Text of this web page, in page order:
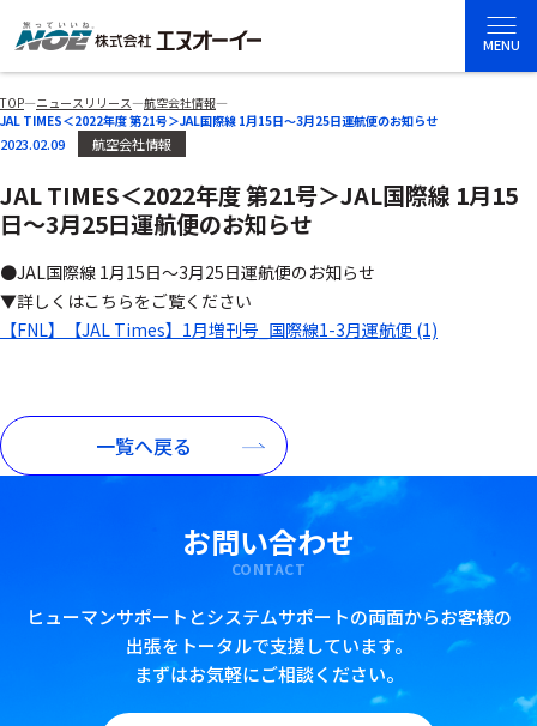
MENU
TOP―ニュースリリース―航空会社情報―
JAL TIMES＜2022年度 第21号＞JAL国際線 1月15日～3月25日運航便のお知らせ
2023.02.09 航空会社情報
JAL TIMES＜2022年度 第21号＞JAL国際線 1月15
日～3月25日運航便のお知らせ
●JAL国際線 1月15日～3月25日運航便のお知らせ
▼詳しくはこちらをご覧ください
【FNL】【JAL Times】1月増刊号_国際線1-3月運航便 (1)
一覧へ戻る
お問い合わせ
CONTACT
ヒューマンサポートとシステムサポートの両面からお客様の
出張をトータルで支援しています。
まずはお気軽にご相談ください。